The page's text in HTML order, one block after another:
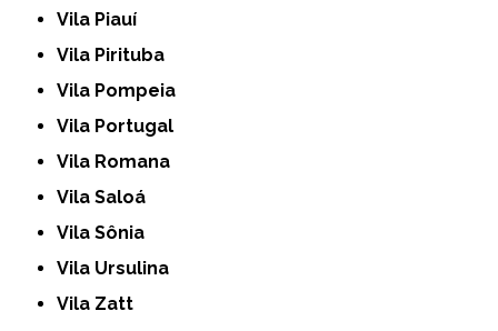
Vila Piauí
Vila Pirituba
Vila Pompeia
Vila Portugal
Vila Romana
Vila Saloá
Vila Sônia
Vila Ursulina
Vila Zatt